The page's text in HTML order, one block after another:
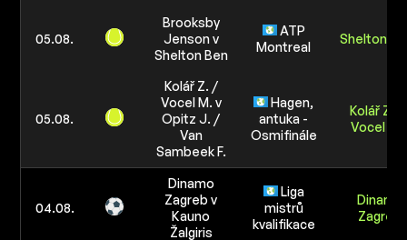
05.08.
Brooksby
Jenson v
Shelton Ben
ATP
Montreal
Shelton
05.08.
Kolář Z. /
Vocel M. v
Opitz J. /
Van
Sambeek F.
Hagen,
antuka -
Osmifinále
Kolář Z. /
Vocel M.
04.08.
Dinamo
Zagreb v
Kauno
Žalgiris
Liga
mistrů
kvalifikace
Dinamo
Zagreb